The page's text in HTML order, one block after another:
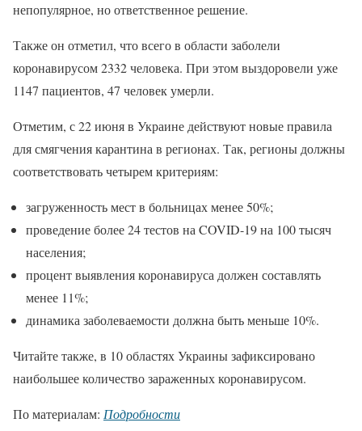
непопулярное, но ответственное решение.
Также он отметил, что всего в области заболели
коронавирусом 2332 человека. При этом выздоровели уже
1147 пациентов, 47 человек умерли.
Отметим, с 22 июня в Украине действуют новые правила
для смягчения карантина в регионах. Так, регионы должны
соответствовать четырем критериям:
загруженность мест в больницах менее 50%;
проведение более 24 тестов на COVID-19 на 100 тысяч
населения;
процент выявления коронавируса должен составлять
менее 11%;
динамика заболеваемости должна быть меньше 10%.
Читайте также, в 10 областях Украины зафиксировано
наибольшее количество зараженных коронавирусом.
По материалам: Подробности